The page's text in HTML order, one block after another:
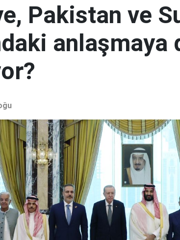
Pakistan ve
anlaşmaya